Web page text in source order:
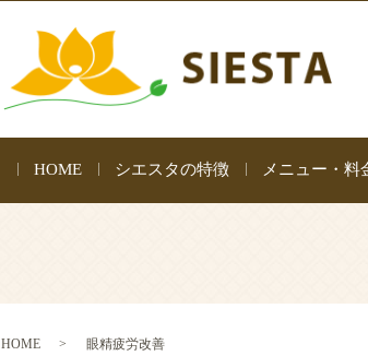
HOME シエスタの特徴 メニュー・料
HOME 眼精疲労改善